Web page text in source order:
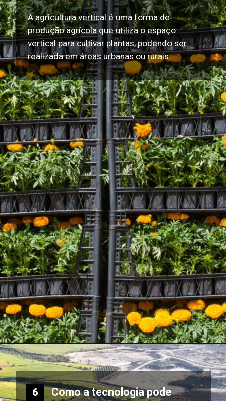
A agricultura vertical é uma forma de
produção agrícola que utiliza o espaço
vertical para cultivar plantas, podendo ser
realizada em áreas urbanas ou rurais.
Como a tecnologia pode
6